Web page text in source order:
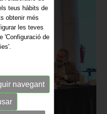
teus hàbits de
obtenir més
les teves
'Configuració de
navegant